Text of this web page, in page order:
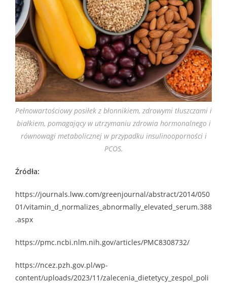
Pełnowartościowy posiłek z błonnikiem, zdrowymi tłuszczami i
białkiem, pomagający w utrzymaniu zdrowia hormonalnego i
równowagi metabolicznej w przypadku insulinooporności i
PCOS.
Źródła:
https://journals.lww.com/greenjournal/abstract/2014/050
01/vitamin_d_normalizes_abnormally_elevated_serum.388
.aspx
https://pmc.ncbi.nlm.nih.gov/articles/PMC8308732/
https://ncez.pzh.gov.pl/wp-
content/uploads/2023/11/zalecenia_dietetycy_zespol_poli